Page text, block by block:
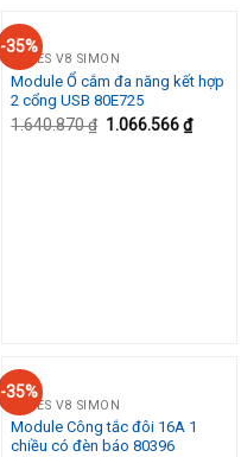
-35%
Add to
SERIES V8 SIMON
Module Ổ cắm đa năng kết hợp
2 cổng USB 80E725
1.640.870₫ 1.066.566₫
-35%
Add to
Wishlist
SERIES V8 SIMON
Module Công tắc đôi 16A 1
chiều có đèn báo 80396